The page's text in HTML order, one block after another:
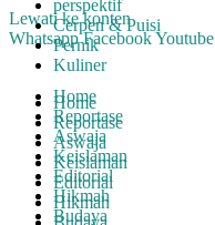
Lewati ke konten
Whatsapp FacebookYoutube
Home
Reportase
Aswaja
Keislaman
Editorial
Hikmah
Budaya
perspektif
Cerpen & Puisi
Pernik
Kuliner
Home
Reportase
Aswaja
Keislaman
Editorial
Hikmah